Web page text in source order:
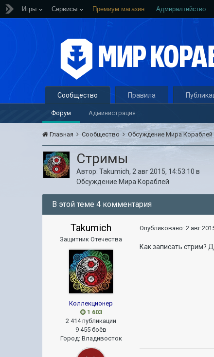
Игры Сервисы Премиум магазин Адмиралтейство
Сообщество
Форум Администрация
Правила
Главная Сообщество Обсуждение Мира Кораблей
Стримы
Автор:Takumich, 2 авг 2015, 14:53:10 в
Обсуждение Мира Кораблей
В этой теме 4 комментария
Takumich
Защитник Отечества
Коллекционер
1 603
2 414 публикации
9 455 боёв
Город: Владивосток
Опубликовано:2 авг
Как записать стрим?